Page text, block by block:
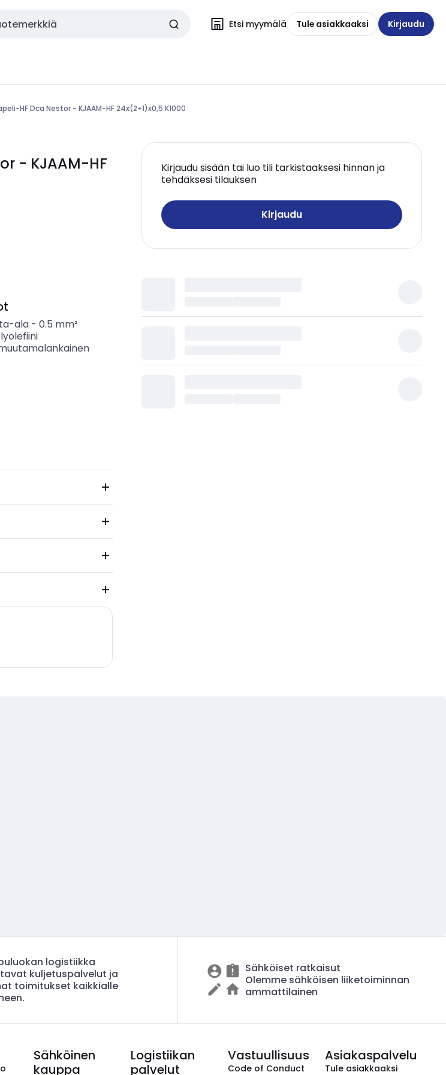
Etsi myymälä Tule asiakkaaksi Kirjaudu
HF Dca Nestor - KJAAM-HF 24x(2+1)x0,5 K1000
- KJAAM-HF
Kirjaudu sisään tai luo tili tarkistaaksesi hinnan ja
tehdäksesi tilauksen
Kirjaudu
ala- 0.5 mm²
logistiikka
kuljetuspalvelut ja
toimitukset kaikkialle
Sähköiset ratkaisut
Olemme sähköisen liiketoiminnan
ammattilainen
Sähköinen
kauppa
Logistiikan
palvelut
Vastuullisuus
Code of Conduct
Asiakaspalvelu
Tule asiakkaaksi